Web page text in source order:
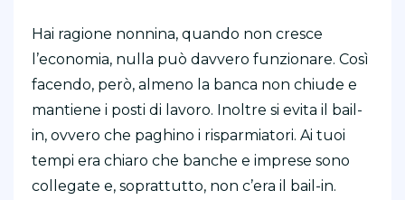
Hai ragione nonnina, quando non cresce
l’economia, nulla può davvero funzionare. Così
facendo, però, almeno la banca non chiude e
mantiene i posti di lavoro. Inoltre si evita il bail-
in, ovvero che paghino i risparmiatori. Ai tuoi
tempi era chiaro che banche e imprese sono
collegate e, soprattutto, non c’era il bail-in.